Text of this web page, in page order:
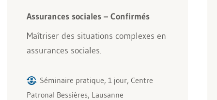
Assurances sociales – Confirmés
Maîtriser des situations complexes en
assurances sociales.
Séminaire pratique, 1 jour, Centre
Patronal Bessières, Lausanne